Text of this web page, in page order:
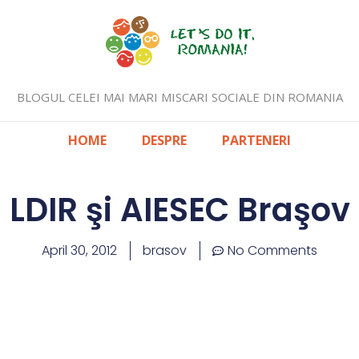
BLOGUL CELEI MAI MARI MISCARI SOCIALE DIN ROMANIA
HOME DESPRE PARTENERI
LDIR şi AIESEC Braşov
April 30, 2012 brasov No Comments